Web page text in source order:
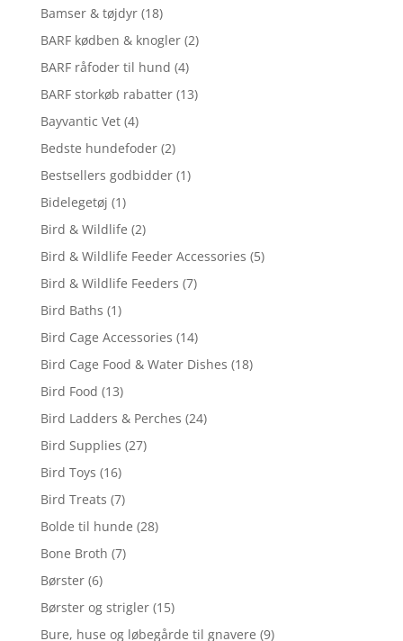
Bamser & tøjdyr (18)
BARF kødben & knogler (2)
BARF råfoder til hund (4)
BARF storkøb rabatter (13)
Bayvantic Vet (4)
Bedste hundefoder (2)
Bestsellers godbidder (1)
Bidelegetøj (1)
Bird & Wildlife (2)
Bird & Wildlife Feeder Accessories (5)
Bird & Wildlife Feeders (7)
Bird Baths (1)
Bird Cage Accessories (14)
Bird Cage Food & Water Dishes (18)
Bird Food (13)
Bird Ladders & Perches (24)
Bird Supplies (27)
Bird Toys (16)
Bird Treats (7)
Bolde til hunde (28)
Bone Broth (7)
Børster (6)
Børster og strigler (15)
Bure, huse og løbegårde til gnavere (9)